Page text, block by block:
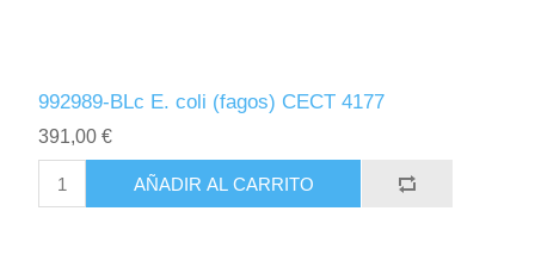
992989-BLc E. coli (fagos) CECT 4177
391,00 €
AÑADIR AL CARRITO